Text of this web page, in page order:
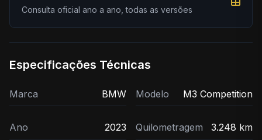
Consulta oficial ano a ano, todas as versões
Especificações Técnicas
Marca BMW Modelo M3 Competition
Ano 2023 Quilometragem 3.248 km